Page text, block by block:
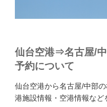
仙台空港⇒名古屋/
予約について
仙台空港から名古屋/中部
港施設情報・空港情報など